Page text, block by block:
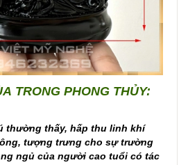
TRONG PHONG THỦY:
thường thấy, hấp thu linh khí
tượng trưng cho sự trường
ngủ của người cao tuổi có tác